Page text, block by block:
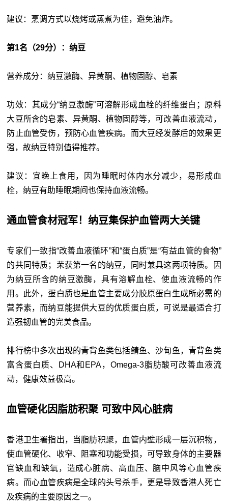
建议：烹调方式以烧烤或蒸煮为佳，避免油炸。
第1名（29分）：纳豆
营养成分：纳豆激酶、异黄酮、植物固醇、皂素
功效：其成分“纳豆激酶”可溶解形成血栓的纤维蛋白；原料
大豆所含的皂素、异黄酮、植物固醇等，可改善血液流动，
防止血管受伤，预防心血管疾病。而大豆经发酵后的效果更
强，故纳豆特别值得推荐。
建议：宜晚上食用，因为睡眠时体内水分减少，易形成血
栓，纳豆有助睡眠期间也保持血液流畅。
通血管食材冠军！纳豆集保护血管两大关键
专家们一致指“改善血液循环”和“蛋白质”是“有益血管的食物”
的共同特质；荣获第一名的纳豆，同时兼具这两项特质。因
为纳豆所含的纳豆激酶，具有溶解血栓、使血液流畅的作
用。此外，蛋白质也是血管主要成分胶原蛋白生成所必需的
营养素，而纳豆能提供大豆的优质蛋白质，可说是最适合打
造强韧血管的完美食品。
排行榜中多次出现的青背鱼类包括鲭鱼、沙甸鱼，青背鱼类
富含蛋白质、DHA和EPA，Omega-3脂肪酸可改善血液流
动，健康效益极高。
血管硬化因脂肪积聚 可致中风心脏病
香港卫生署指出，当脂肪积聚，血管内壁形成一层沉积物，
使血管硬化、收窄、阻塞和功能受损，可导致身体的主要器
官缺血和缺氧，造成心脏病、高血压、脑中风等心血管疾
病。而心血管疾病是全球的头号杀手，更是导致香港人死亡
及疾病的主要原因之一。